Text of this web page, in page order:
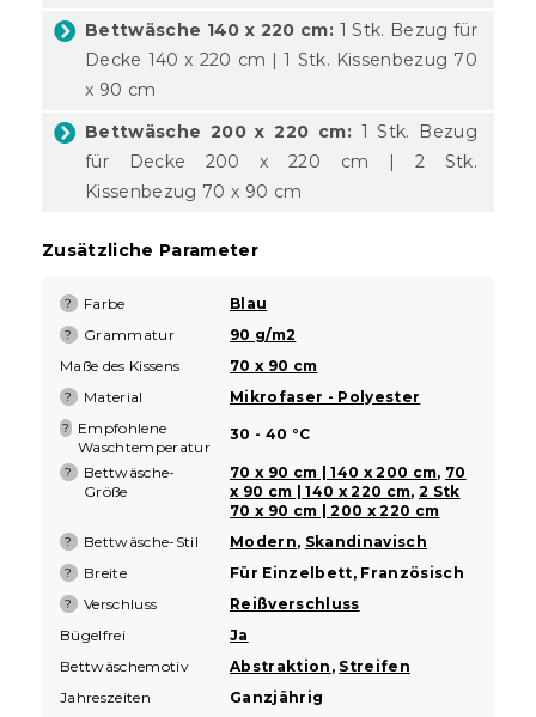
Bettwäsche 140 x 220 cm: 1 Stk. Bezug für
Decke 140 x 220 cm | 1 Stk. Kissenbezug 70
x 90 cm
Bettwäsche 200 x 220 cm:1 Stk. Bezug
für Decke 200 x 220 cm | 2 Stk.
Kissenbezug 70 x 90 cm
Zusätzliche Parameter
? Farbe Blau
? Grammatur
90 g/m2
Maße des Kissens
70 x 90 cm
? Material Mikrofaser - Polyester
?
Empfohlene
Waschtemperatur
30 - 40 °C
?
Bettwäsche-
Größe
70 x 90 cm | 140 x 200 cm, 70
x 90 cm | 140 x 220 cm,2 Stk
70 x 90 cm | 200 x 220 cm
? Bettwäsche-Stil Modern, Skandinavisch
? Breite Für Einzelbett, Französisch
? Verschluss
Reißverschluss
Bügelfrei
Ja
Bettwäschemotiv
Abstraktion , Streifen
Jahreszeiten
Ganzjährig